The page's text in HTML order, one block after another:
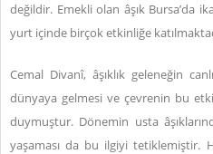
değildir. Emekli olan âşık Bursa’da
yurt içinde birçok etkinliğe
Cemal Divanî, âşıklık geleneğin
dünyaya gelmesi ve çevrenin bu
duymuştur. Dönemin usta
yaşaması da bu ilgiyi tetiklemiştir.